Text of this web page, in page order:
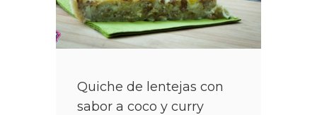
Quiche de lentejas con
sabor a coco y curry